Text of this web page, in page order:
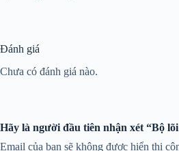
Đánh giá
Chưa có đánh giá nào.
Hãy là người đầu tiên nhận xét “Bộ
Email của bạn sẽ không được hiển thị